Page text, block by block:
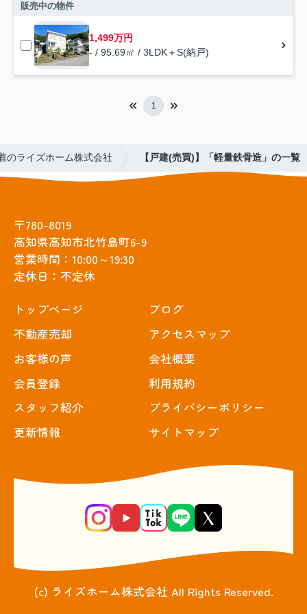
販売中の物件
1,499万円
- / 95.69㎡ / 3LDK＋S(納戸)
1
のライズホーム株式会社 【戸建(売買)】「軽量鉄骨造」の一覧
〒780-8019
高知県高知市北竹島町6-9
営業時間：10:00～19:30
定休日：不定休
トップぺージ
不動産売却
お客様の声
会員登録
スタッフ紹介
更新情報
ブログ
アクセスマップ
会社概要
利用規約
プライバシーポリシー
サイトマップ
(c) ライズホーム株式会社 All Rights Reserved.